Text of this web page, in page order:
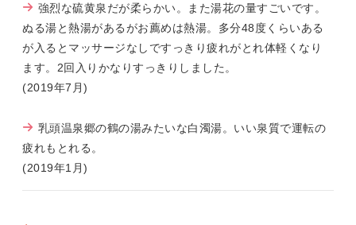
強烈な硫黄泉だが柔らかい。また湯花の量すごいです。
ぬる湯と熱湯があるがお薦めは熱湯。多分48度くらいある
が入るとマッサージなしですっきり疲れがとれ体軽くなり
ます。2回入りかなりすっきりしました。
(2019年7月)
乳頭温泉郷の鶴の湯みたいな白濁湯。いい泉質で運転の
疲れもとれる。
(2019年1月)